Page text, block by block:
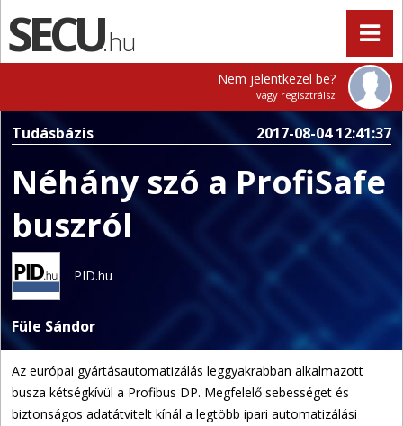
.hu
Nem jelentkezel be?
vagy regisztrálsz
Tudásbázis 2017-08-04 12:41:37
Néhány szó a ProfiSafe
buszról
PID.hu
Füle Sándor
Az európai gyártásautomatizálás leggyakrabban alkalmazott
busza kétségkívül a Profibus DP. Megfelelő sebességet és
biztonságos adatátvitelt kínál a legtöbb ipari automatizálási